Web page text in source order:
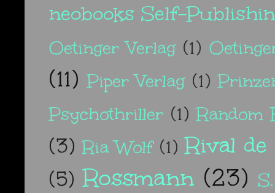
neobooks Self-
Oetinger Verlag (1)
(11) Piper Verlag (1)
Psychothriller (1) Random
(3) Ria Wolf (1) Rival de
(5) Rossmann (23)